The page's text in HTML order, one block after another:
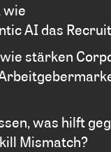
wie
AI das
stärken
was hilft
Mismatch?